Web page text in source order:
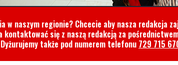
w naszym regionie? Chcecie aby nasza redakcja
kontaktować się z naszą redakcją za
Dyżurujemy także pod numerem telefonu 729 715